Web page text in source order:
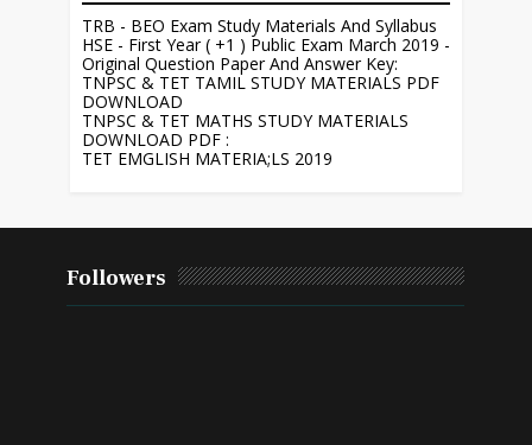
TRB - BEO Exam Study Materials And Syllabus
HSE - First Year ( +1 ) Public Exam March 2019 -
Original Question Paper And Answer Key:
TNPSC & TET TAMIL STUDY MATERIALS PDF
DOWNLOAD
TNPSC & TET MATHS STUDY MATERIALS
DOWNLOAD PDF :
TET EMGLISH MATERIA;LS 2019
Followers